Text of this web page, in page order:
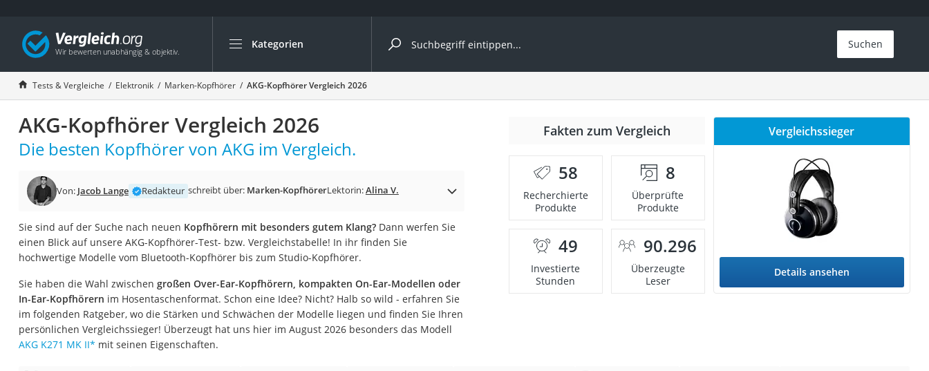
Kategorien
Die beliebtesten Vergleiche nach Kategorie
Elektronik
Powerstation
Monitor 32 Zoll 4K
Fernseher
Desktop-PC
Diascanner
Laser-Multifunktionsdrucker
Powerstation mit Solarpanel
Gaming-PC
Soundbar
Suchen
Tests & Vergleiche Elektronik Marken-Kopfhörer AKG-Kopfhörer Vergleich 2026
AKG-Kopfhörer Vergleich 2026
Die besten Kopfhörer von AKG im Vergleich.
Von: Jacob Lange Redakteur schreibt über: Marken-KopfhörerLektorin:Alina V.
Sie sind auf der Suche nach neuen Kopfhörern mit besonders gutem Klang?Dann werfen Sie
einen Blick auf unsere AKG-Kopfhörer-Test- bzw. Vergleichstabelle! In ihr finden Sie
hochwertige Modelle vom Bluetooth-Kopfhörer bis zum Studio-Kopfhörer.
Sie haben die Wahl zwischen großen Over-Ear-Kopfhörern, kompakten On-Ear-Modellen oder
In-Ear-Kopfhörern im Hosentaschenformat. Schon eine Idee? Nicht? Halb so wild - erfahren Sie
im folgenden Ratgeber, wo die Stärken und Schwächen der Modelle liegen und finden Sie Ihren
persönlichen Vergleichssieger! Überzeugt hat uns hier im August 2026 besonders das Modell
AKG K271 MK II* mit seinen Eigenschaften.
Fakten zum Vergleich
58
Recherchierte
Produkte
8
Überprüfte
Produkte
49
Investierte
Stunden
90.296
Überzeugte
Leser
Vergleichssieger
Details ansehen